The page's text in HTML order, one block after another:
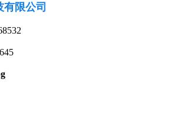
有限公司